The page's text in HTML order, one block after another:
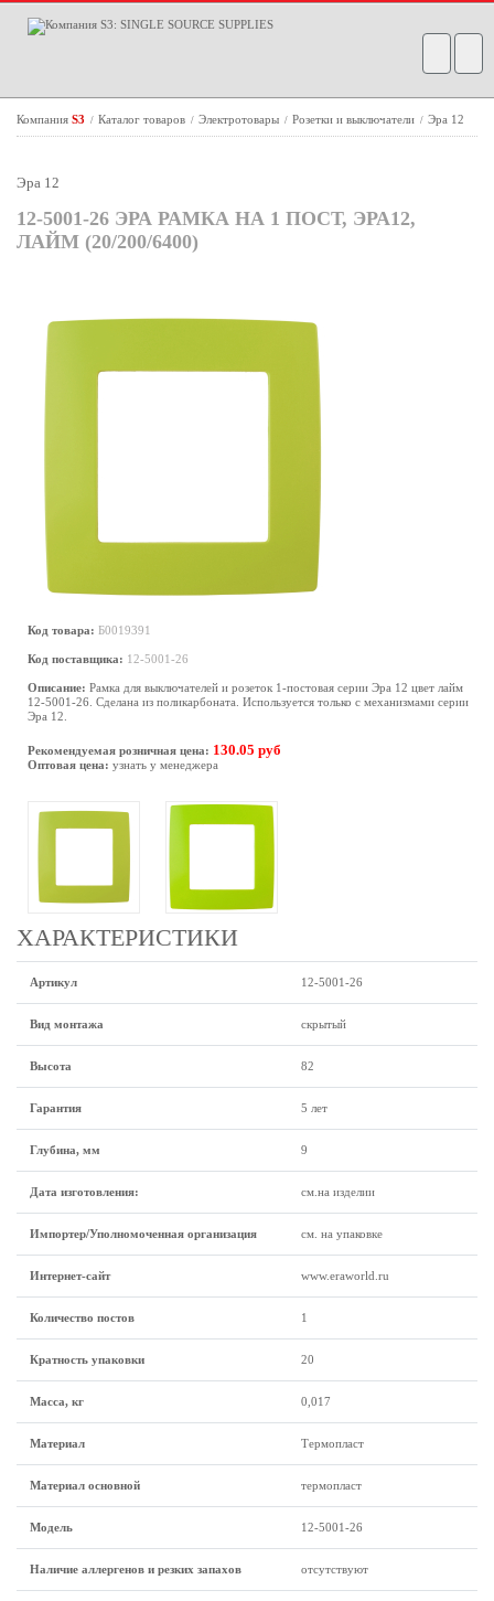
Компания S3 / Каталог товаров / Электротовары / Розетки и выключатели / Эра 12
Эра 12
12-5001-26 ЭРА РАМКА НА 1 ПОСТ, ЭРА12,
ЛАЙМ (20/200/6400)
Код товара: Б0019391
Код поставщика: 12-5001-26
Описание: Рамка для выключателей и розеток 1-постовая серии Эра 12 цвет лайм
12-5001-26. Сделана из поликарбоната. Используется только с механизмами серии
Эра 12.
Рекомендуемая розничная цена: 130.05 руб
Оптовая цена: узнать у менеджера
ХАРАКТЕРИСТИКИ
Артикул 12-5001-26
Вид монтажа скрытый
Высота 82
Гарантия 5 лет
Глубина, мм 9
Дата изготовления: см.на изделии
Импортер/Уполномоченная организация см. на упаковке
Интернет-сайт www.eraworld.ru
Количество постов 1
Кратность упаковки 20
Масса, кг 0,017
Материал Термопласт
Материал основной термопласт
Модель 12-5001-26
Наличие аллергенов и резких запахов отсутствуют